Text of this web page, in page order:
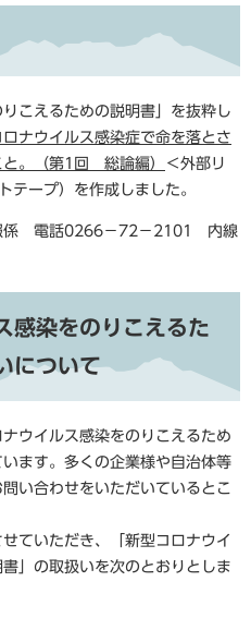
こえるための説明書」を抜粋し
ナウイルス感染症で命を落とさ
と。（第1回 総論編）
＜外部リ
テープ）を作成しました。
係 電話0266－72－2101 内線
感染をのりこえるた
について
ウイルス感染をのりこえるため
ます。多くの企業様や自治体等
い合わせをいただいているとこ
ていただき、「新型コロナウイ
」の取扱いを次のとおりとしま